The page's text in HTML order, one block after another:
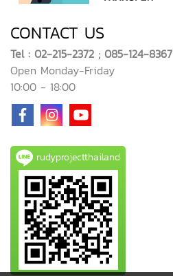
CONTACT US
Tel : 02-215-2372 ; 085-124-8367
Open Monday-Friday
10:00 - 18:00
rudyprojectthailand